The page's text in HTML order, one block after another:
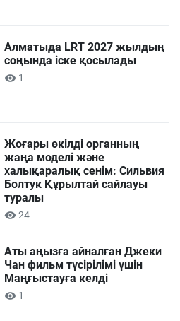
Алматыда LRT 2027 жылдың
соңында іске қосылады
1
Жоғары өкілді органның
жаңа моделі және
халықаралық сенім: Сильвия
Болтук Құрылтай сайлауы
туралы
24
Аты аңызға айналған Джеки
Чан фильм түсірілімі үшін
Маңғыстауға келді
1